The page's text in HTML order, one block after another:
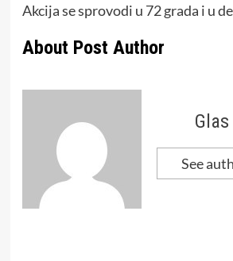
Akcija se sprovodi u 72 grada i u
About Post Author
See